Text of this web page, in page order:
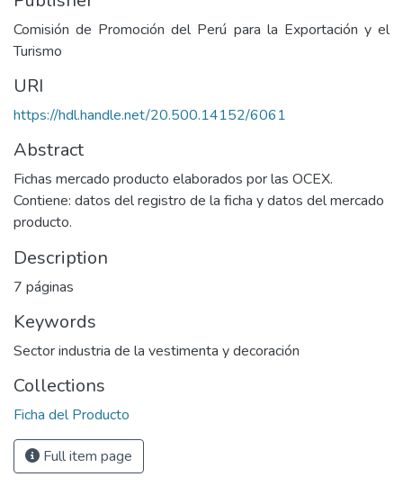
Comisión de Promoción del Perú para la Exportación y el
Turismo
URI
https://hdl.handle.net/20.500.14152/6061
Abstract
Fichas mercado producto elaborados por las OCEX.
Contiene: datos del registro de la ficha y datos del mercado
producto.
Description
7 páginas
Keywords
Sector industria de la vestimenta y decoración
Collections
Ficha del Producto
Full item page